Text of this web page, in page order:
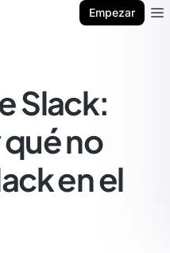
Empezar
Slack:
no
en el